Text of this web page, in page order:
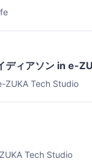
ディアソン in e-
ZUKA Tech Studio
Tech Studio